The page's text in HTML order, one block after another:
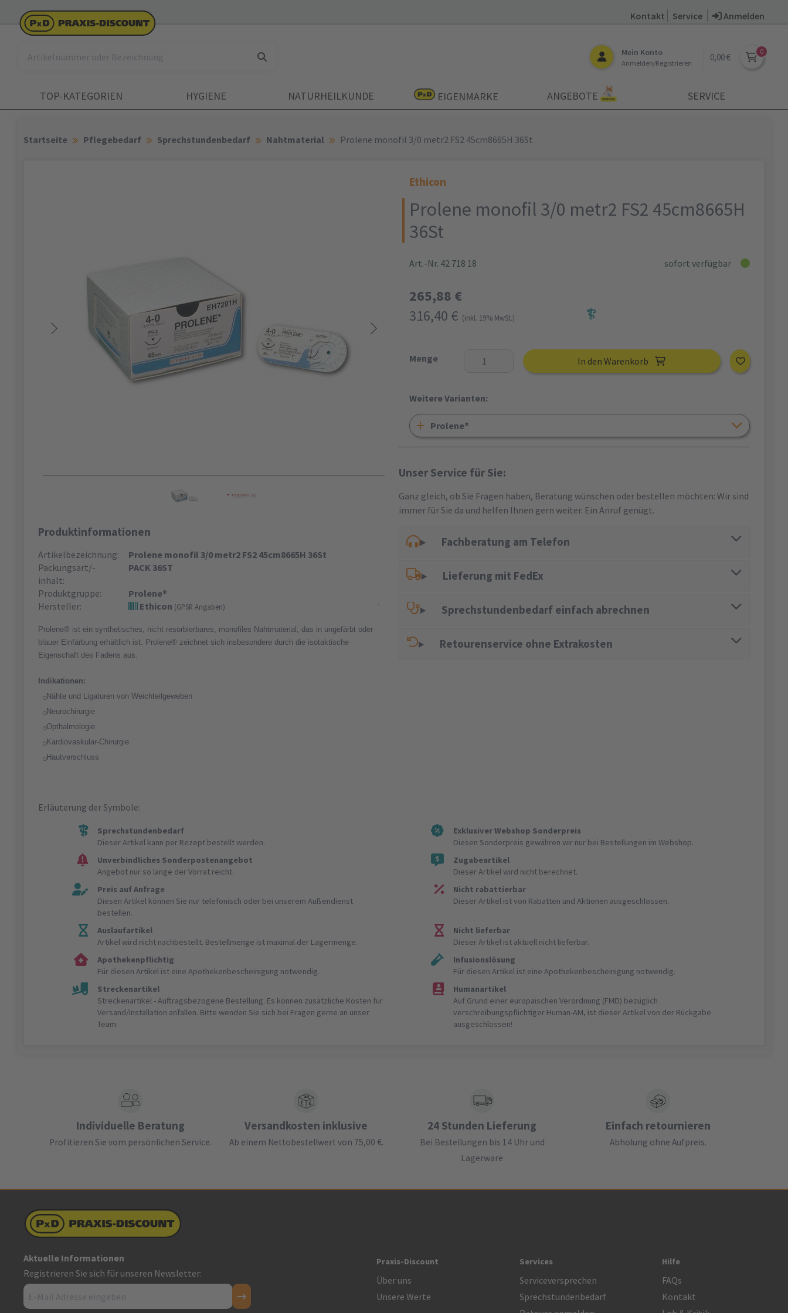
Kontakt Service Anmelden
Mein Konto
Anmelden/Registrieren
0,00 €
TOP-KATEGORIEN HYGIENE NATURHEILKUNDE EIGENMARKE ANGEBOTE SERVICE
Startseite Pflegebedarf Sprechstundenbedarf Nahtmaterial Prolene monofil 3/0 metr2 FS2 45cm8665H 36St
Produktinformationen
Artikelbezeichnung:
Prolene monofil 3/0 metr2 FS2 45cm8665H 36St
Packungsart/-
inhalt:
PACK 36ST
Produktgruppe:
Prolene®
Hersteller:
Ethicon (GPSR Angaben)
Prolene® ist ein synthetisches, nicht resorbierbares, monofiles Nahtmaterial, das in ungefärbt oder
blauer Einfärbung erhältlich ist. Prolene® zeichnet sich insbesondere durch die isotaktische
Eigenschaft des Fadens aus.
Indikationen:
Nähte und Ligaturen von Weichteilgeweben
Neurochirurgie
Opthalmologie
Kardiovaskular-Chirurgie
Hautverschluss
Ethicon
Prolene monofil 3/0 metr2 FS2 45cm8665H
36St
Art.-Nr. 42 718 18 sofort verfügbar
265,88 €
316,40 € (inkl. 19% MwSt.)
Menge In den Warenkorb
Weitere Varianten:
Prolene®
Unser Service für Sie:
Ganz gleich, ob Sie Fragen haben, Beratung wünschen oder bestellen möchten: Wir sind
immer für Sie da und helfen Ihnen gern weiter. Ein Anruf genügt.
Fachberatung am Telefon
Lieferung mit FedEx
Sprechstundenbedarf einfach abrechnen
Retourenservice ohne Extrakosten
Erläuterung der Symbole:
Sprechstundenbedarf
Dieser Artikel kann per Rezept bestellt werden.
Exklusiver Webshop Sonderpreis
Diesen Sonderpreis gewähren wir nur bei Bestellungen im Webshop.
Unverbindliches Sonderpostenangebot
Angebot nur so lange der Vorrat reicht.
Zugabeartikel
Dieser Artikel wird nicht berechnet.
Preis auf Anfrage
Diesen Artikel können Sie nur telefonisch oder bei unserem Außendienst
bestellen.
Nicht rabattierbar
Dieser Artikel ist von Rabatten und Aktionen ausgeschlossen.
Auslaufartikel
Artikel wird nicht nachbestellt. Bestellmenge ist maximal der Lagermenge.
Nicht lieferbar
Dieser Artikel ist aktuell nicht lieferbar.
Apothekenpflichtig
Für diesen Artikel ist eine Apothekenbescheinigung notwendig.
Infusionslösung
Für diesen Artikel ist eine Apothekenbescheinigung notwendig.
Streckenartikel
Streckenartikel - Auftragsbezogene Bestellung. Es können zusätzliche Kosten für
Versand/Installation anfallen. Bitte wenden Sie sich bei Fragen gerne an unser
Team.
Humanartikel
Auf Grund einer europäischen Verordnung (FMD) bezüglich
verschreibungspflichtiger Human-AM, ist dieser Artikel von der Rückgabe
ausgeschlossen!
Individuelle Beratung
Profitieren Sie vom persönlichen Service.
Versandkosten inklusive
Ab einem Nettobestellwert von 75,00 €.
24 Stunden Lieferung
Bei Bestellungen bis 14 Uhr und
Lagerware
Einfach retournieren
Abholung ohne Aufpreis.
Aktuelle Informationen
Registrieren Sie sich für unseren Newsletter:
Praxis-Discount
Über uns
Unsere Werte
Services
Serviceversprechen
Sprechstundenbedarf
Hilfe
FAQs
Kontakt